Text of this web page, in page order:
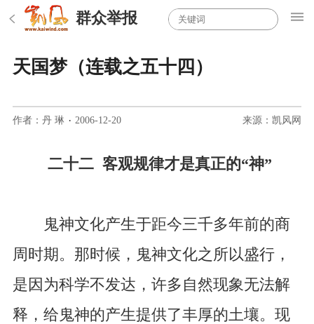
群众举报
天国梦（连载之五十四）
作者：丹 琳 · 2006-12-20 来源：凯风网
二十二 客观规律才是真正的“神”
鬼神文化产生于距今三千多年前的商
周时期。那时候，鬼神文化之所以盛行，
是因为科学不发达，许多自然现象无法解
释，给鬼神的产生提供了丰厚的土壤。现